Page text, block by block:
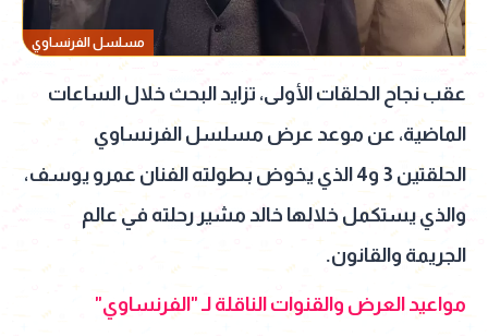
مسلسل الفرنساوي
عقب نجاح الحلقات الأولى، تزايد البحث خلال الساعات
الماضية، عن موعد عرض مسلسل الفرنساوي
الحلقتين 3 و4 الذي يخوض بطولته الفنان عمرو يوسف،
والذي يستكمل خلالها خالد مشير رحلته في عالم
الجريمة والقانون.
مواعيد العرض والقنوات الناقلة لـ "الفرنساوي"